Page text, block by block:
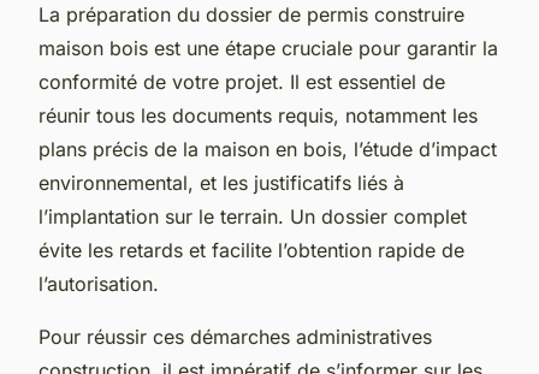
La préparation du dossier de permis construire
maison bois est une étape cruciale pour garantir la
conformité de votre projet. Il est essentiel de
réunir tous les documents requis, notamment les
plans précis de la maison en bois, l’étude d’impact
environnemental, et les justificatifs liés à
l’implantation sur le terrain. Un dossier complet
évite les retards et facilite l’obtention rapide de
l’autorisation.
Pour réussir ces démarches administratives